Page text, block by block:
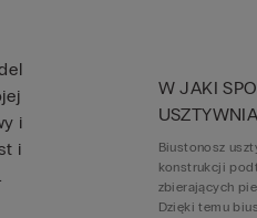
i
i
W JAKI
Biustonosz
konstrukcji
zbierających
Dzięki temu